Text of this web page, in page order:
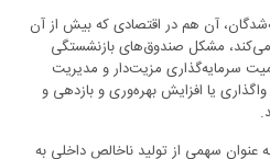
آن هم در اقتصادی که بیش از آن
می‌کند، مشکل صندوق‌های بازنشستگی
سرمایه‌گذاری مزیت‌دار و مدیریت
یا افزایش بهره‌وری و بازدهی و
سهمی از تولید ناخالص داخلی به